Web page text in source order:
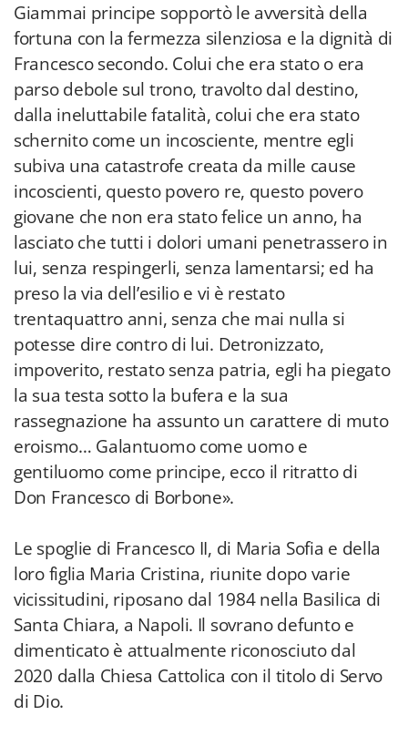
Giammai principe sopportò le avversità della
fortuna con la fermezza silenziosa e la dignità di
Francesco secondo. Colui che era stato o era
parso debole sul trono, travolto dal destino,
dalla ineluttabile fatalità, colui che era stato
schernito come un incosciente, mentre egli
subiva una catastrofe creata da mille cause
incoscienti, questo povero re, questo povero
giovane che non era stato felice un anno, ha
lasciato che tutti i dolori umani penetrassero in
lui, senza respingerli, senza lamentarsi; ed ha
preso la via dell’esilio e vi è restato
trentaquattro anni, senza che mai nulla si
potesse dire contro di lui. Detronizzato,
impoverito, restato senza patria, egli ha piegato
la sua testa sotto la bufera e la sua
rassegnazione ha assunto un carattere di muto
eroismo… Galantuomo come uomo e
gentiluomo come principe, ecco il ritratto di
Don Francesco di Borbone».
Le spoglie di Francesco II, di Maria Sofia e della
loro figlia Maria Cristina, riunite dopo varie
vicissitudini, riposano dal 1984 nella Basilica di
Santa Chiara, a Napoli. Il sovrano defunto e
dimenticato è attualmente riconosciuto dal
2020 dalla Chiesa Cattolica con il titolo di Servo
di Dio.